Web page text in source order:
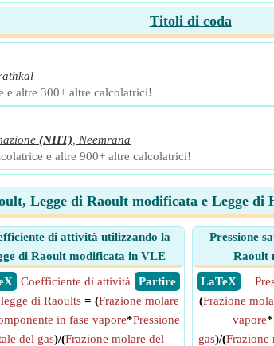
Titoli di coda
e altre 300+ altre calcolatrici!
(NIIT)
Neemrana
e altre 900+ altre calcolatrici!
Legge di Raoult modificata e Legge
di attività utilizzando la
di Raoult modificata in VLE
​ Partire
Coefficiente di attività
di Raoults = (Frazione molare
in fase vapore*Pressione
del gas)/(Frazione molare del
Pressione
Raoult
​ LaTeX
(Frazione
vapore*
gas)/(Frazione